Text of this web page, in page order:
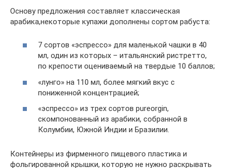
Основу предложения составляет классическая
арабика,некоторые купажи дополнены сортом рабуста:
7 сортов «эспрессо» для маленькой чашки в 40
мл, один из которых – итальянский ристретто,
по крепости оцениваемый на твердые 10 баллов;
«лунго» на 110 мл, более мягкий вкус с
пониженной концентрацией;
«эспрессо» из трех сортов pureorgin,
скомпонованный из арабики, собранной в
Колумбии, Южной Индии и Бразилии.
Контейнеры из фирменного пищевого пластика и
фольгированной крышки, которую не нужно раскрывать